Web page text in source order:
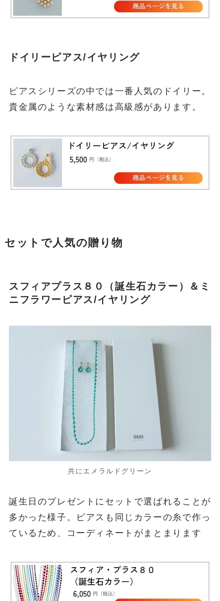
ドイリーピアス/イヤリング
ピアスシリーズの中では一番人気のドイリー。
貴金属のような素材感は高級感があります。
セットで人気の贈り物
スフィアプラス８０（誕生石カラー）＆ミ
ニフラワーピアス/イヤリング
共にエメラルドグリーン
誕生日のプレゼントにセットで選ばれることが
多かった様子。ピアスも同じカラーの糸で作っ
ているため、コーディネートがまとまります